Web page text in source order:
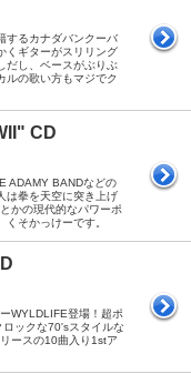
するカナダバンクーバ
くギターがスリリング
だし、ベースがぶりぶ
ルの歌い方もマジでク
CD
ADAMY BANDなどの
は拳を天空に突き上げ
かの現代的なパワーポ
そかっけーです。
WYLDLIFE登場！超ポ
ックな70'sスタイルな
ースの10曲入り1stア